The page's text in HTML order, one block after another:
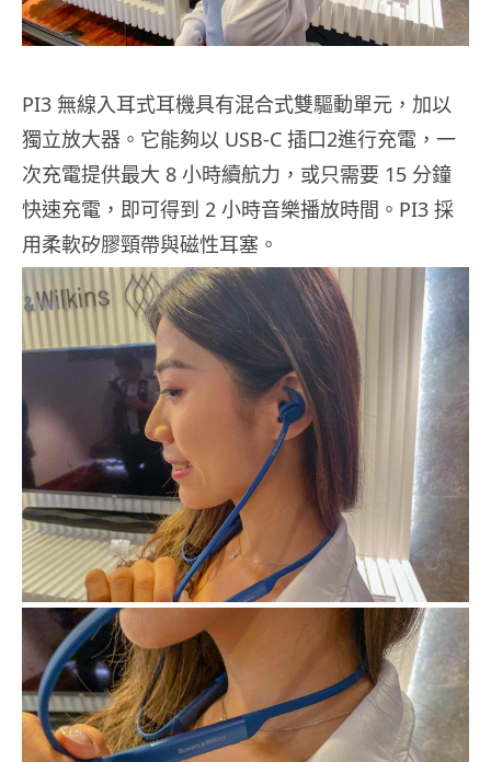
PI3 無線入耳式耳機具有混合式雙驅動單元，加以
獨立放大器。它能夠以 USB-C 插口2進行充電，一
次充電提供最大 8 小時續航力，或只需要 15 分鐘
快速充電，即可得到 2 小時音樂播放時間。PI3 採
用柔軟矽膠頸帶與磁性耳塞。